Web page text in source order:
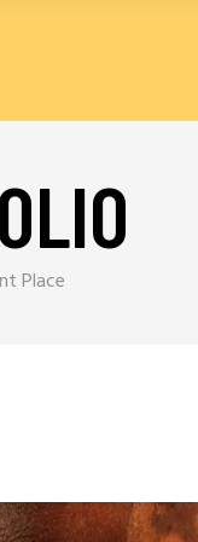
Place